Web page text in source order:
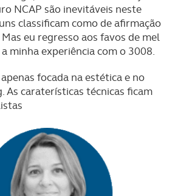
que as transferências internacionais de
serão realizadas apenas com o seu
tal se afigure estritamente
dos serviços a prestar.
bloqueio de certo tipo de Cookies e
no Website e nos serviços
de cookies do site.
NCAP são inevitáveis neste
classificam como de afirmação
eu regresso aos favos de mel
minha experiência com o 3008.
focada na estética e no
As caraterísticas técnicas ficam